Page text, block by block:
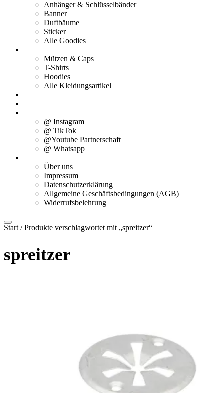
Anhänger & Schlüsselbänder
Banner
Duftbäume
Sticker
Alle Goodies
Mützen & Caps
T-Shirts
Hoodies
Alle Kleidungsartikel
@ Instagram
@ TikTok
@Youtube Partnerschaft
@ Whatsapp
Über uns
Impressum
Datenschutzerklärung
Allgemeine Geschäftsbedingungen (AGB)
Widerrufsbelehrung
Start / Produkte verschlagwortet mit „spreitzer“
spreitzer